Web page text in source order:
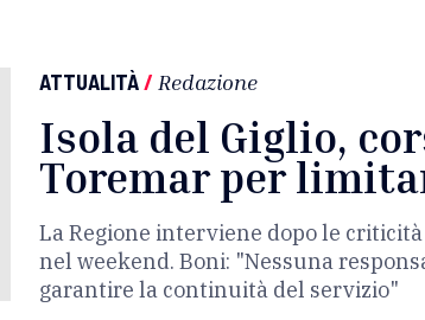
ATTUALITÀ/ Redazione
Isola del Giglio,
Toremar per
La Regione interviene dopo le
nel weekend. Boni: "Nessuna
garantire la continuità del servizio"